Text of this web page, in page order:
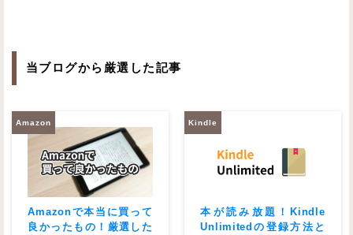
当ブログから厳選した記事
Amazon
Amazonで本当に買って
良かったもの！厳選した
Kindle
本が読み放題！Kindle
Unlimitedの登録方法と